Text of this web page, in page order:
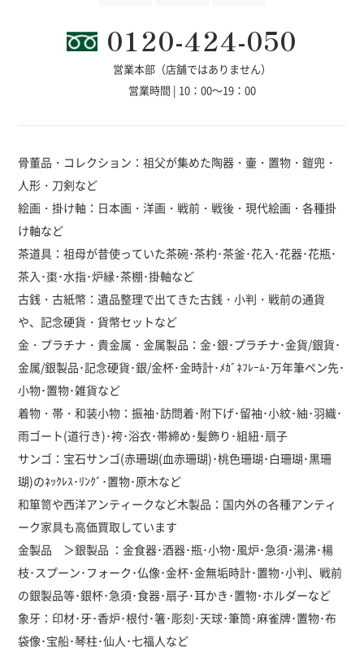
0120-424-050
営業本部（店舗ではありません）
営業時間 | 10：00～19：00
骨董品・コレクション：祖父が集めた陶器・壷・置物・鎧兜・
人形・刀剣など
絵画・掛け軸：日本画・洋画・戦前・戦後・現代絵画・各種掛
け軸など
茶道具：祖母が昔使っていた茶碗･茶杓･茶釜･花入･花器･花瓶･
茶入･棗･水指･炉縁･茶棚･掛軸など
古銭・古紙幣：遺品整理で出てきた古銭・小判・戦前の通貨
や、記念硬貨・貨幣セットなど
金・プラチナ・貴金属・金属製品：金･銀･プラチナ･金貨/銀貨･
金属/銀製品･記念硬貨･銀/金杯･金時計･ﾒｶﾞﾈﾌﾚｰﾑ･万年筆ペン先･
小物･置物･雑貨など
着物・帯・和装小物：振袖･訪問着･附下げ･留袖･小紋･紬･羽織･
雨ゴート(道行き)･袴･浴衣･帯締め･髪飾り･組紐･扇子
サンゴ：宝石サンゴ(赤珊瑚(血赤珊瑚)･桃色珊瑚･白珊瑚･黒珊
瑚)のﾈｯｸﾚｽ･ﾘﾝｸﾞ･置物･原木など
和箪笥や西洋アンティークなど木製品：国内外の各種アンティ
ーク家具も高価買取しています
金製品 ＞銀製品 ：金食器･酒器･瓶･小物･風炉･急須･湯沸･楊
枝･スプーン･フォーク･仏像･金杯･金無垢時計･置物･小判、戦前
の銀製品等･銀杯･急須･食器･扇子･耳かき･置物･ホルダーなど
象牙：印材･牙･香炉･根付･箸･彫刻･天球･筆筒･麻雀牌･置物･布
袋像･宝船･琴柱･仙人･七福人など